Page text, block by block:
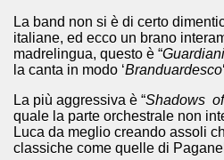
La band non si è di certo
italiane, ed ecco un brano
madrelingua, questo è “
la canta in modo ‘Branduardesco
La più aggressiva è “Shadows
quale la parte orchestrale non
Luca da meglio creando assoli
classiche come quelle di
un esempio di film
troppo parziale.
è riuscito a tenere alto il